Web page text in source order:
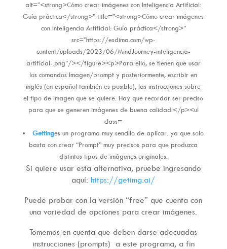
Gettinges un programa muy sencillo de aplicar. ya que solo
basta con crear “Prompt” muy precisos para que produzca
distintos tipos de imágenes originales.
Si quiere usar esta alternativa, pruebe ingresando
aquí:https://getimg.ai/
Puede probar con la versión “free” que cuenta con
una variedad de opciones para crear imágenes.
Tomemos en cuenta que deben darse adecuadas
instrucciones (prompts) a este programa, a fin